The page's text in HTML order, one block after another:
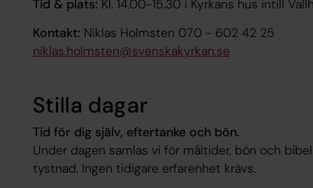
Tid & plats: Kl. 14.00-15.30 i Kyrkans hus intill
Kontakt: Niklas Holmsten 070 - 602 42 25
niklas.holmsten@svenskakyrkan.se
Stilla dagar
Tid för dig själv, eftertanke och bön.
Under dagen samlas vi för måltider, bön och
tystnad. Ingen tidigare erfarenhet krävs.